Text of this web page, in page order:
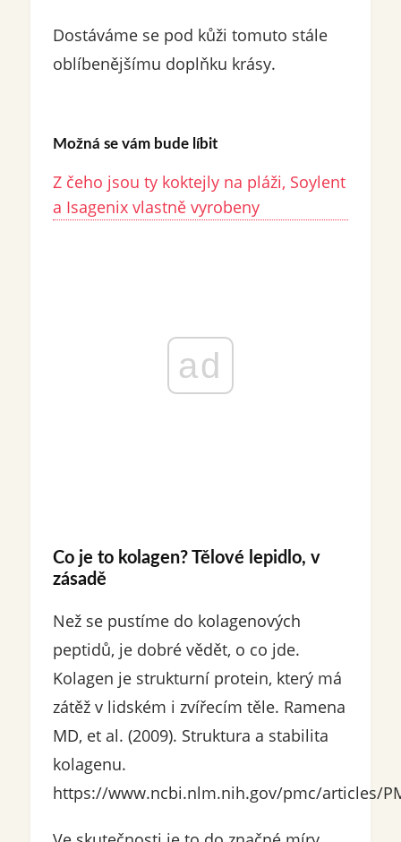
Dostáváme se pod kůži tomuto stále
oblíbenějšímu doplňku krásy.
Možná se vám bude líbit
Z čeho jsou ty koktejly na pláži, Soylent
a Isagenix vlastně vyrobeny
ad
Co je to kolagen? Tělové lepidlo, v
zásadě
Než se pustíme do kolagenových
peptidů, je dobré vědět, o co jde.
Kolagen je strukturní protein, který má
zátěž v lidském i zvířecím těle. Ramena
MD, et al. (2009). Struktura a stabilita
kolagenu.
https://www.ncbi.nlm.nih.gov/pmc/articles/